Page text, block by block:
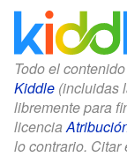
Todo el
Kiddle (incluidas
libremente para
licencia
lo contrario. Citar